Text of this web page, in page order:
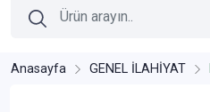
Anasayfa GENEL İLAHİYAT